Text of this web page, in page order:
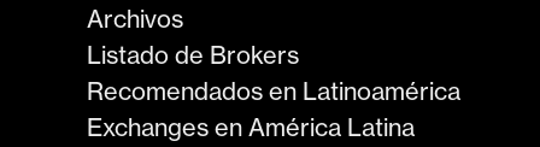
Archivos
Listado de Brokers
Recomendados en Latinoamérica
Exchanges en América Latina